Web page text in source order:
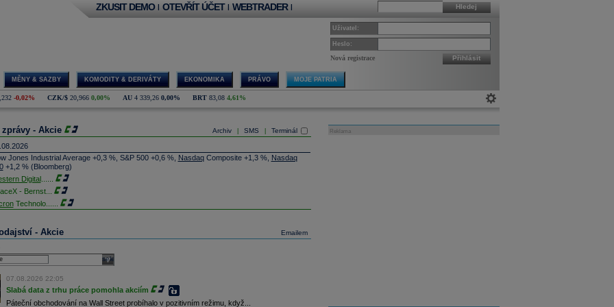
Hledej
ZKUSIT DEMO | OTEVŘÍT ÚČET | WEBTRADER |
Uživatel:
Heslo:
Nová registrace Přihlásit
MĚNY & SAZBY KOMODITY & DERIVÁTY EKONOMIKA PRÁVO MOJE PATRIA
-0,02% CZK/$ 20,966 0,00% AU 4 339,26 0,00% BRT 83,08 4,61%
Archiv SMS Terminál
zprávy - Akcie
Jones Industrial Average +0,3 %, S&P 500 +0,6 %, NasdaqComposite +1,3 %, Nasdaq
+1,2 % (Bloomberg)
Digital......
- Bernst...
Technolo......
obchodů s akciemi na pražské burze za dnešní den je 0,831 mld. Kč. Průměrný objem
za poslední rok je 0,665 mld. Kč.
výroby balistických střel ATACMS ve spolupráci s americkou firmou
dobu potrvá. Agentuře Reuters to řekl generální ředitel německé zbrojovky
Papperger. Společná výroba s Lockheedem v Německu by podle něj mohla pomoci
arzenál Spojeným státům, které mají zvýšenou spotřebu střel kvůli válce s Íránem
Emailem
- Akcie
select
07.08.2026 22:05
Slabá data z trhu práce pomohla akciím
Páteční obchodování na Wall Street probíhalo v pozitivním režimu, když...
Reklama